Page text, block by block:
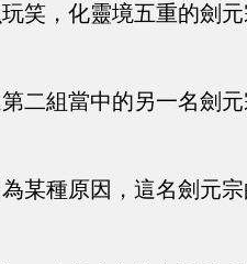
笑，化靈境五重的劍
二組當中的另一名劍
某種原因，這名劍元